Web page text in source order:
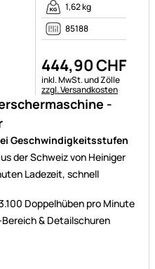
-
Geschwindigkeitsstufen
der Schweiz von Heiniger
Ladezeit, schnell
Doppelhüben pro Minute
& Detailschuren
1,62 kg
85188
444,90CHF
Steuerhinweis:
inkl. MwSt. und Zölle
zzgl. Versandkosten